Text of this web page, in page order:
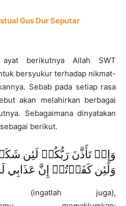
Gus Dur Seputar
berikutnya Allah SWT
bersyukur terhadap nikmat-
Sebab pada setiap rasa
akan melahirkan berbagai
Sebagaimana dinyatakan
berikut.
وَإِذۡ تَأَذَّنَ رَبُّكُمۡ لَئِن
وَلَئِن كَفَرۡتُمۡ إِنَّ عَذَابِي
(ingatlah juga),